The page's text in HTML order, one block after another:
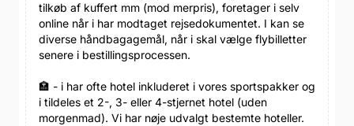
tilkøb af kuffert mm (mod merpris), foretager i selv
online når i har modtaget rejsedokumentet. I kan se
diverse håndbagagemål, når i skal vælge flybilletter
senere i bestillingsprocessen.
🏣 - i har ofte hotel inkluderet i vores sportspakker og
i tildeles et 2-, 3- eller 4-stjernet hotel (uden
morgenmad). Vi har nøje udvalgt bestemte hoteller.